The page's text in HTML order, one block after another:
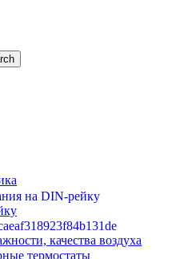
качества воздуха